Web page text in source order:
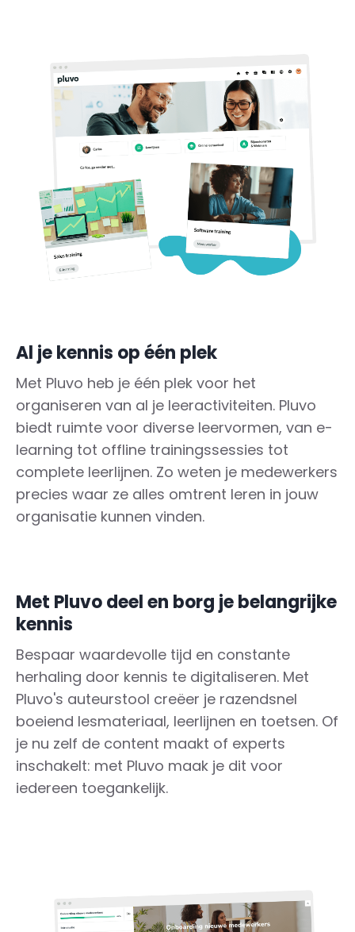
Al je kennis op één plek
Met Pluvo heb je één plek voor het
organiseren van al je leeractiviteiten. Pluvo
biedt ruimte voor diverse leervormen, van e-
learning tot offline trainingssessies tot
complete leerlijnen. Zo weten je medewerkers
precies waar ze alles omtrent leren in jouw
organisatie kunnen vinden.
Met Pluvo deel en borg je belangrijke
kennis
Bespaar waardevolle tijd en constante
herhaling door kennis te digitaliseren. Met
Pluvo's auteurstool creëer je razendsnel
boeiend lesmateriaal, leerlijnen en toetsen. Of
je nu zelf de content maakt of experts
inschakelt: met Pluvo maak je dit voor
iedereen toegankelijk.